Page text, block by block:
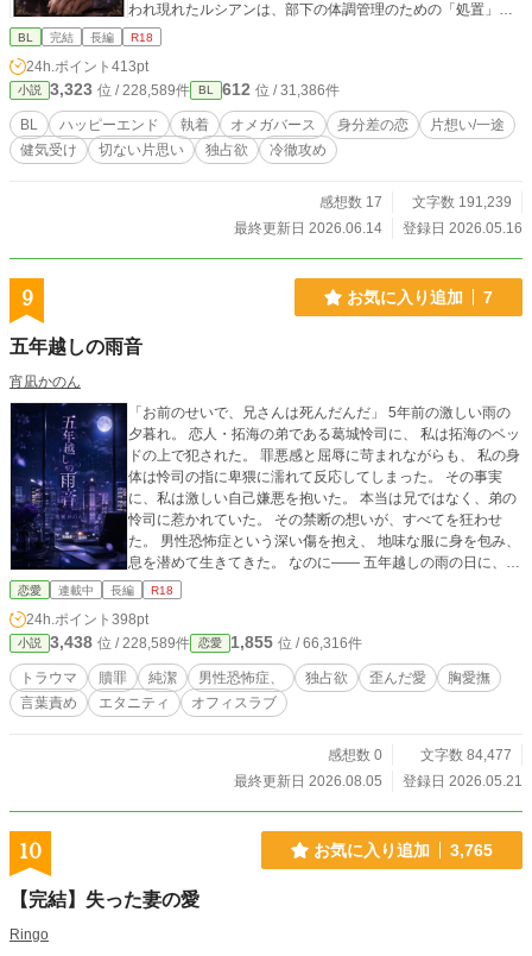
われ現れたルシアンは、部下の体調管理のための「処置」と
言い放ち、アシェルを寝台へ押し倒した。 激しい律動に啼
あの方の綺麗な心を汚さない」と夜明けに懺悔し、完璧な騎
士に戻ろうとするアシェルだったが、ルシアンは再び彼を夜
の部屋へと誘い――。 壊れるほどの抑制剤で本能を殺そうと
する騎士と、愛なき瞳でオメガを貪り尽くす宰相の、淫らな
執着ロマンス。
BL 完結 長編 R18
24h.ポイント 413pt
小説 3,323 位 / 228,589件 BL 612 位 / 31,386件
BL ハッピーエンド 執着 オメガバース 身分差の恋
片想い/一途
健気受け
切ない片思い 独占欲 冷徹攻め
感想数 17
文字数 191,239
最終更新日 2026.06.14
登録日 2026.05.16
9 お気に入り追加 7
五年越しの雨音
宵凪かのん
「お前のせいで、兄さんは死んだんだ」 5年前の激しい雨の
夕暮れ。 恋人・拓海の弟である葛城怜司に、 私は拓海のベッ
ドの上で犯された。 罪悪感と屈辱に苛まれながらも、 私の身
体は怜司の指に卑猥に濡れて反応してしまった。 その事実
に、私は激しい自己嫌悪を抱いた。 本当は兄ではなく、弟の
怜司に惹かれていた。 その禁断の想いが、すべてを狂わせ
た。 男性恐怖症という深い傷を抱え、 地味な服に身を包み、
息を潜めて生きてきた。 なのに—— 五年越しの雨の日に、中
途採用として私の前に現れたのは、 25歳になった怜司だっ
離を近づけてくる。 雨が降るたびに蘇る、あの夕暮れの記
憶。 オフィスという檻の中で、再び暴かれていく私の身体と
心。 五年越しの雨音は、 静かに私を飲み込もうとしていた
—— ※他サイトでも投稿中 ※性描写にはマークをつけていま
す ※毎日21時更新予定
恋愛 連載中 長編 R18
24h.ポイント 398pt
小説 3,438 位 / 228,589件 恋愛 1,855 位 / 66,316件
トラウマ 贖罪 純潔 男性恐怖症、 独占欲 歪んだ愛
胸愛撫
言葉責め
エタニティ オフィスラブ
感想数 0
文字数 84,477
最終更新日 2026.08.05
登録日 2026.05.21
10 お気に入り追加 3,765
【完結】失った妻の愛
Ringo